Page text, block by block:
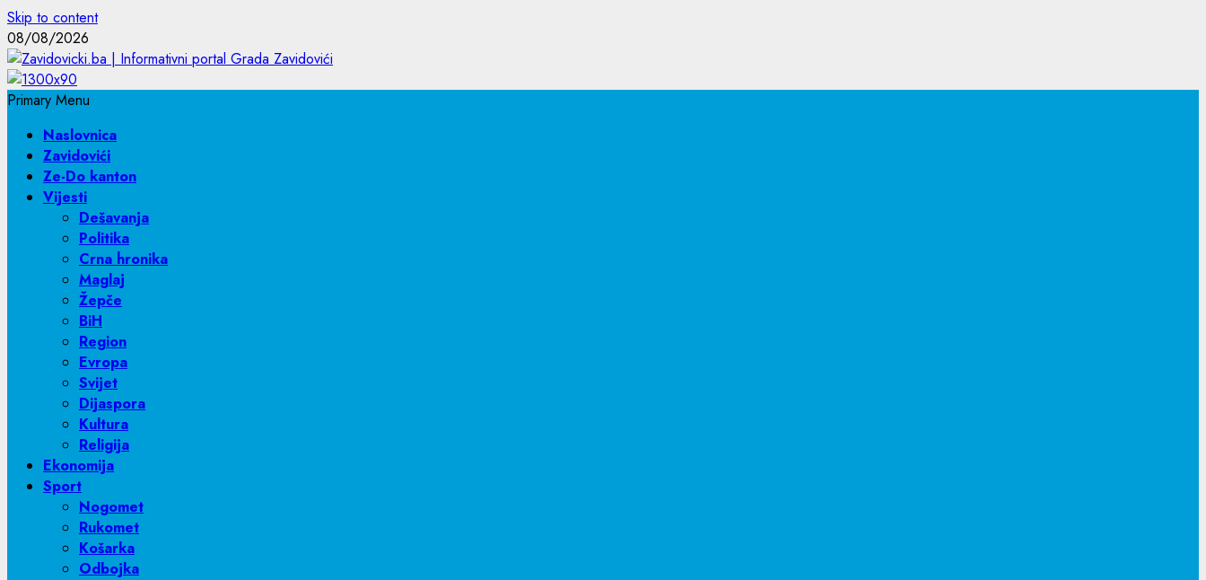
Skip to content
08/08/2026
Primary Menu
Naslovnica
Zavidovići
Ze-Do kanton
Vijesti
Dešavanja
Politika
Crna hronika
Maglaj
Žepče
BiH
Region
Evropa
Svijet
Dijaspora
Kultura
Religija
Ekonomija
Sport
Nogomet
Rukomet
Košarka
Odbojka